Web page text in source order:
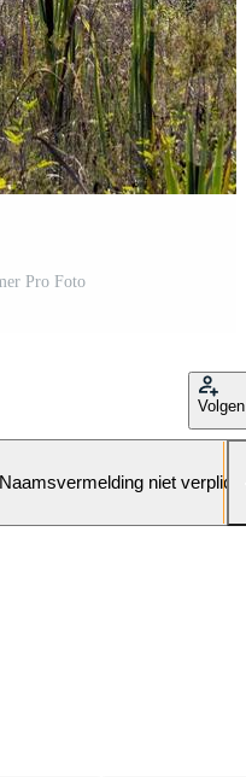
Pro Foto
Volgen
niet verplicht